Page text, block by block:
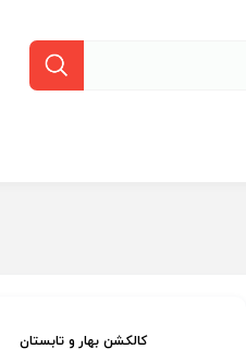
کالکشن بهار و تابستان